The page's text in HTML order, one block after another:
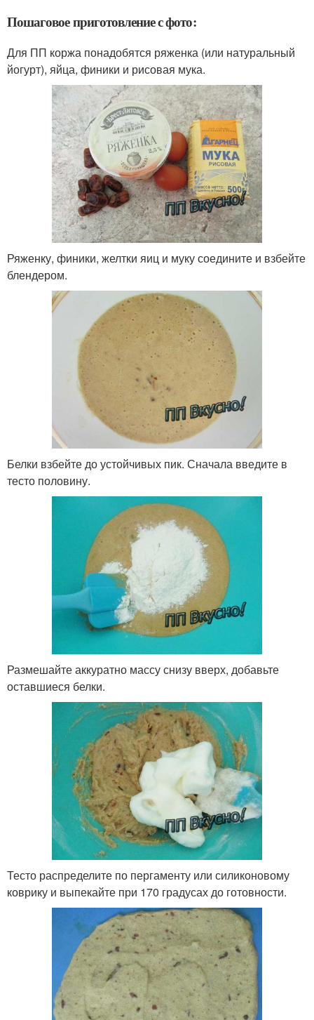
Пошаговое приготовление с фото:
Для ПП коржа понадобятся ряженка (или натуральный
йогурт), яйца, финики и рисовая мука.
Ряженку, финики, желтки яиц и муку соедините и взбейте
блендером.
Белки взбейте до устойчивых пик. Сначала введите в
тесто половину.
Размешайте аккуратно массу снизу вверх, добавьте
оставшиеся белки.
Тесто распределите по пергаменту или силиконовому
коврику и выпекайте при 170 градусах до готовности.